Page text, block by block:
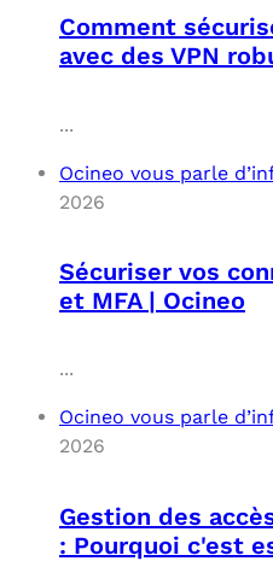
Comment
avec des VPN
...
Ocineo vous parle
2026
Sécuriser vos
et MFA | Ocineo
...
Ocineo vous parle
2026
Gestion des
: Pourquoi c'est